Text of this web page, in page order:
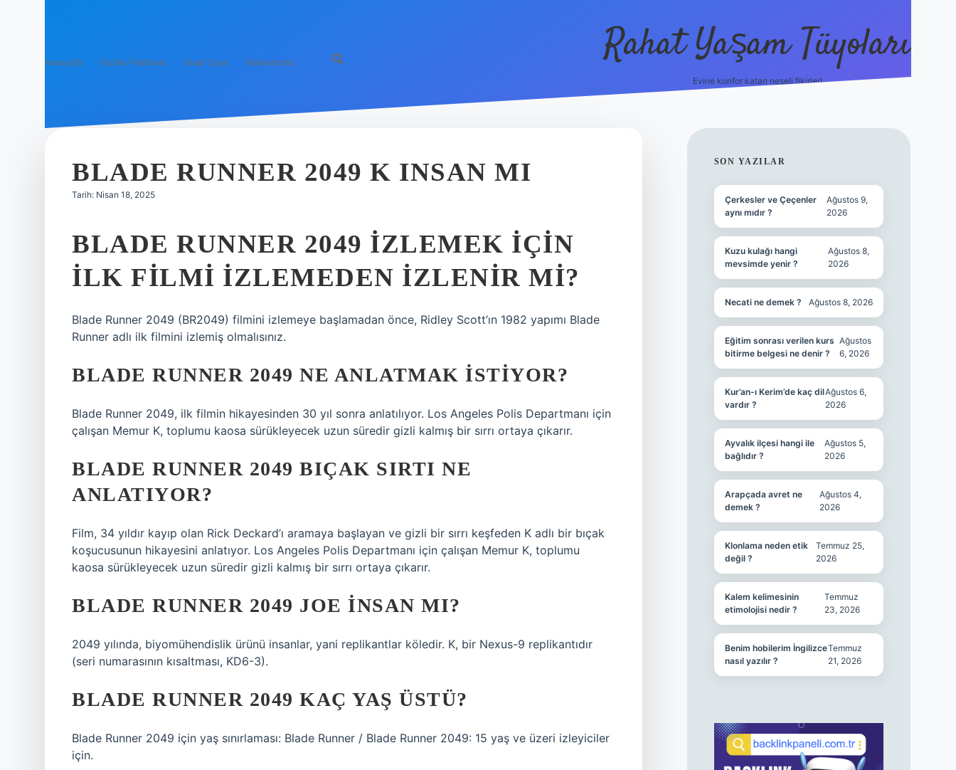
Anasayfa Gizlilik Politikası Yasal Uyarı Hakkımızda Rahat Yaşam Tüyoları
Evine konfor katan neşeli fikirler!
BLADE RUNNER 2049 K INSAN MI
Tarih: Nisan 18, 2025
BLADE RUNNER 2049 IZLEMEK IÇIN
ILK FILMI IZLEMEDEN IZLENIR MI?
Blade Runner 2049 (BR2049) filmini izlemeye başlamadan önce, Ridley Scott’ın 1982 yapımı Blade
Runner adlı ilk filmini izlemiş olmalısınız.
BLADE RUNNER 2049 NE ANLATMAK ISTIYOR?
Blade Runner 2049, ilk filmin hikayesinden 30 yıl sonra anlatılıyor. Los Angeles Polis Departmanı için
çalışan Memur K, toplumu kaosa sürükleyecek uzun süredir gizli kalmış bir sırrı ortaya çıkarır.
BLADE RUNNER 2049 BIÇAK SIRTI NE
ANLATIYOR?
Film, 34 yıldır kayıp olan Rick Deckard’ı aramaya başlayan ve gizli bir sırrı keşfeden K adlı bir bıçak
koşucusunun hikayesini anlatıyor. Los Angeles Polis Departmanı için çalışan Memur K, toplumu
kaosa sürükleyecek uzun süredir gizli kalmış bir sırrı ortaya çıkarır.
BLADE RUNNER 2049 JOE INSAN MI?
2049 yılında, biyomühendislik ürünü insanlar, yani replikantlar köledir. K, bir Nexus-9 replikantıdır
(seri numarasının kısaltması, KD6-3).
BLADE RUNNER 2049 KAÇ YAŞ ÜSTÜ?
Blade Runner 2049 için yaş sınırlaması: Blade Runner / Blade Runner 2049: 15 yaş ve üzeri izleyiciler
için.
SIDEBAR
SON YAZILAR
Çerkesler ve Çeçenler
aynı mıdır ?
Ağustos 9,
2026
Kuzu kulağı hangi
mevsimde yenir ?
Ağustos 8,
2026
Necati ne demek ? Ağustos 8, 2026
Eğitim sonrası verilen kurs
bitirme belgesi ne denir ?
Ağustos
6, 2026
Kur’an-ı Kerim’de kaç dil
vardır ?
Ağustos 6,
2026
Ayvalık ilçesi hangi ile
bağlıdır ?
Ağustos 5,
2026
Arapçada avret ne
demek ?
Ağustos 4,
2026
Klonlama neden etik
değil ?
Temmuz 25,
2026
Kalem kelimesinin
etimolojisi nedir ?
Temmuz
23, 2026
Benim hobilerim İngilizce
nasıl yazılır ?
Temmuz
21, 2026
ilbet canlı maç izle